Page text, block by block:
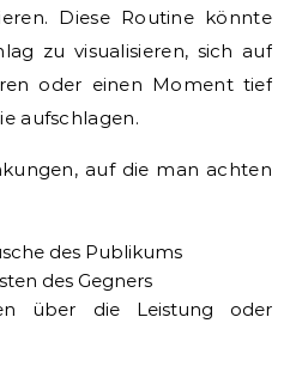
Diese Routine könnte
zu visualisieren, sich auf
oder einen Moment tief
aufschlagen.
auf die man achten
des Publikums
des Gegners
über die Leistung oder